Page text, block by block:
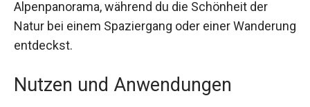
Umgebung. Genieße die frische Bergluft und das
malerische Alpenpanorama, während du die
einer Wanderung entdeckst.